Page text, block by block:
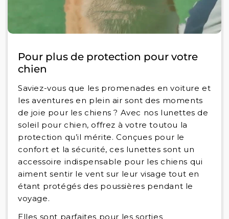
Pour plus de protection pour votre
chien
Saviez-vous que les promenades en voiture et
les aventures en plein air sont des moments
de joie pour les chiens ? Avec nos lunettes de
soleil pour chien, offrez à votre toutou la
protection qu’il mérite. Conçues pour le
confort et la sécurité, ces lunettes sont un
accessoire indispensable pour les chiens qui
aiment sentir le vent sur leur visage tout en
étant protégés des poussières pendant le
voyage.
Elles sont parfaites pour les sorties